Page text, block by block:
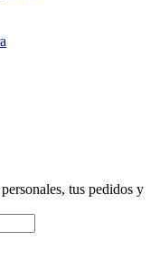
tus pedidos y